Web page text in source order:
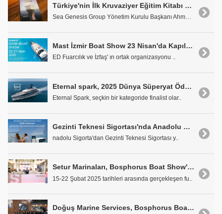
Türkiye'nin İlk Kruvaziyer Eğitim Kitabı Yayınlandı
Sea Genesis Group Yönetim Kurulu Başkanı Ahmet Yaz..
Mast İzmir Boat Show 23 Nisan'da Kapılarını Açacak
ED Fuarcılık ve İzfaş' ın ortak organizasyonu ..
Eternal spark, 2025 Dünya Süperyat Ödülleri'ne Aday Gösterildi
Eternal Spark, seçkin bir kategoride finalist olar..
Gezinti Teknesi Sigortası'nda Anadolu Sigorta-Vanemar İş Birliği
nadolu Sigorta'dan Gezinti Teknesi Sigortası y..
Setur Marinaları, Bosphorus Boat Show'da Deniz Tutkunlarıyla Buluştu
15-22 Şubat 2025 tarihleri arasında gerçekleşen fu..
Doğuş Marine Services, Bosphorus Boat Show Fuarı'nın Yıldızı Oldu